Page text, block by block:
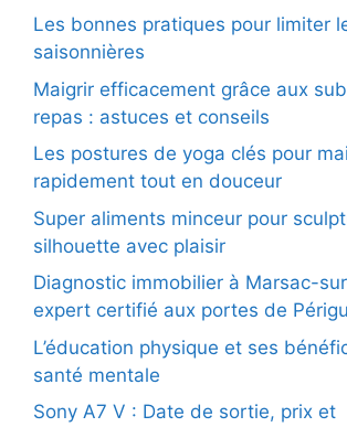
Les bonnes pratiques pour limiter
saisonnières
Maigrir efficacement grâce aux
repas : astuces et conseils
Les postures de yoga clés pour
rapidement tout en douceur
Super aliments minceur pour
silhouette avec plaisir
Diagnostic immobilier à Marsac-
expert certifié aux portes de
L’éducation physique et ses
santé mentale
Sony A7 V : Date de sortie, prix et